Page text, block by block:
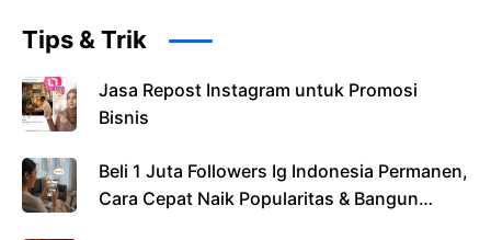
Tips & Trik
Jasa Repost Instagram untuk Promosi
Bisnis
Beli 1 Juta Followers Ig Indonesia Permanen,
Cara Cepat Naik Popularitas & Bangun